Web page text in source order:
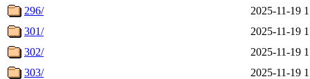
296/
2025-11-19
301/
2025-11-19
302/
2025-11-19
303/
2025-11-19